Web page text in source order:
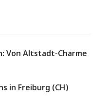
Von Altstadt-Charme
in Freiburg (CH)